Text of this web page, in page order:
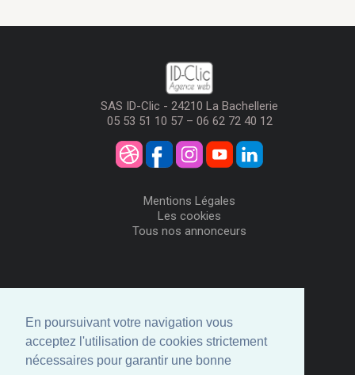
En poursuivant votre navigation vous
acceptez l'utilisation de cookies strictement
nécessaires pour garantir une bonne
SAS ID-Clic - 24210 La Bachellerie
05 53 51 10 57 – 06 62 72 40 12
Mentions Légales
Les cookies
Tous nos annonceurs
Me Connecter
Créer mon Compte
Annonceurs